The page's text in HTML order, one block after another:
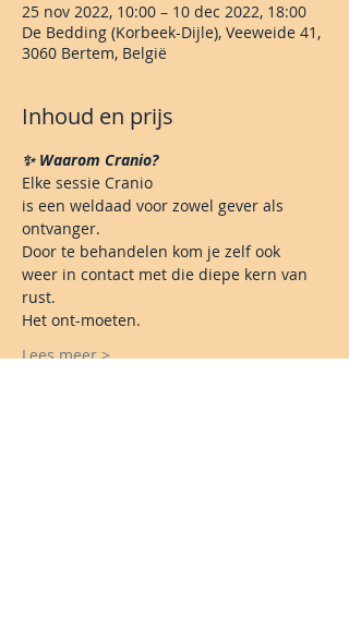
25 nov 2022, 10:00 – 10 dec 2022, 18:00
De Bedding (Korbeek-Dijle), Veeweide 41,
3060 Bertem, België
Inhoud en prijs
✨ Waarom Cranio?
Elke sessie Cranio
is een weldaad voor zowel gever als
ontvanger.
Door te behandelen kom je zelf ook
weer in contact met die diepe kern van
rust.
Het ont-moeten.
Lees meer >